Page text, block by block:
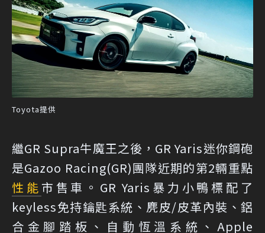
Toyota提供
繼GR Supra牛魔王之後，GR Yaris迷你鋼砲
是Gazoo Racing(GR)團隊近期的第2輛重點
性能市售車。GR Yaris暴力小鴨標配了
keyless免持鑰匙系統、麂皮/皮革內裝、鋁
合金腳踏板、自動恆溫系統、Apple